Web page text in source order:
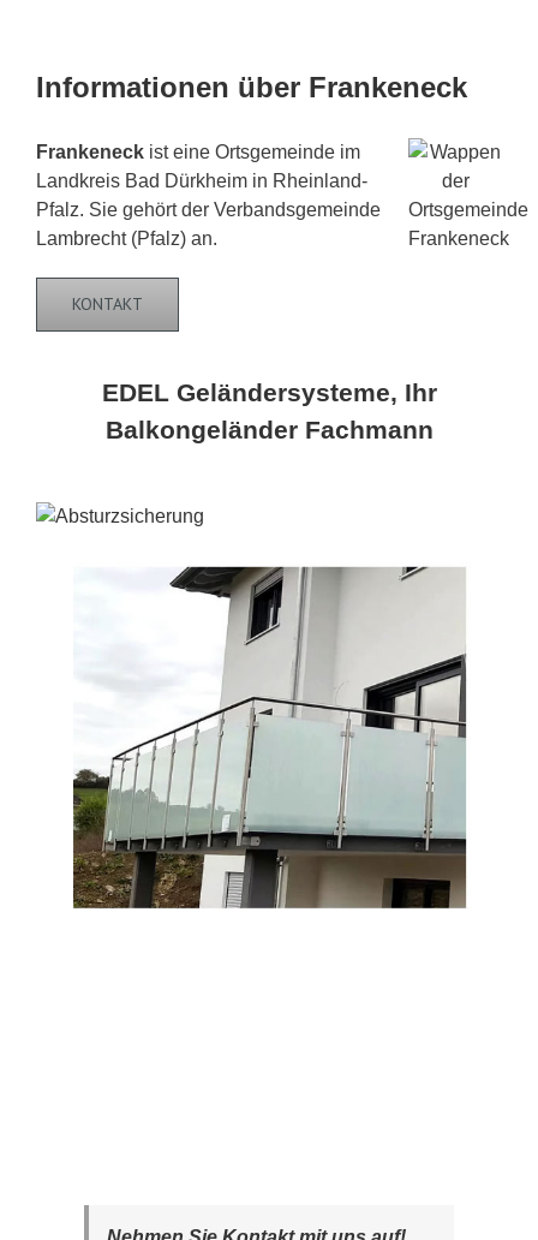
Informationen über Frankeneck
Frankeneck ist eine Ortsgemeinde im
Landkreis Bad Dürkheim in Rheinland-
Pfalz. Sie gehört der Verbandsgemeinde
Lambrecht (Pfalz) an.
KONTAKT
EDEL Geländersysteme, Ihr
Balkongeländer Fachmann